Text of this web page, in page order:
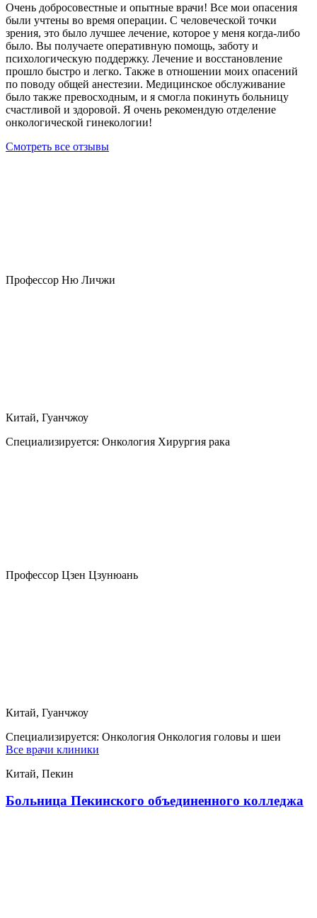
Очень добросовестные и опытные врачи! Все мои опасения
были учтены во время операции. С человеческой точки
зрения, это было лучшее лечение, которое у меня когда-либо
было. Вы получаете оперативную помощь, заботу и
психологическую поддержку. Лечение и восстановление
прошло быстро и легко. Также в отношении моих опасений
по поводу общей анестезии. Медицинское обслуживание
было также превосходным, и я смогла покинуть больницу
счастливой и здоровой. Я очень рекомендую отделение
онкологической гинекологии!
Смотреть все отзывы
Профессор Ню Личжи
Китай, Гуанчжоу
Специализируется: Онкология Хирургия рака
Профессор Цзен Цзунюань
Китай, Гуанчжоу
Специализируется: Онкология Онкология головы и шеи
Все врачи клиники
Китай, Пекин
Больница Пекинского объединенного колледжа